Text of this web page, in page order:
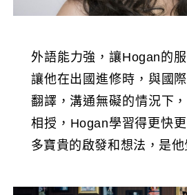
外語能力強，讓Hogan的
讓他在出國進修時，與國
翻譯，溝通無礙的情況下
相授，Hogan學習得更快
多寶貴的啟發和想法，是他